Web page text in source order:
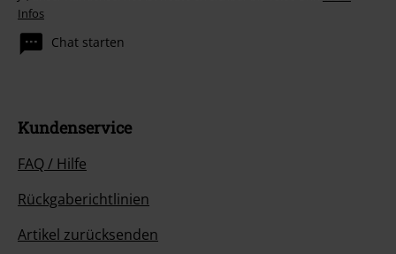
Infos
Chat starten
Kundenservice
FAQ / Hilfe
Rückgaberichtlinien
Artikel zurücksenden